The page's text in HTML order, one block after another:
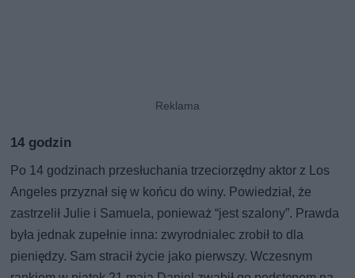
14 godzin
Po 14 godzinach przesłuchania trzeciorzędny aktor z Los
Angeles przyznał się w końcu do winy. Powiedział, że
zastrzelił Julie i Samuela, ponieważ “jest szalony”. Prawda
była jednak zupełnie inna: zwyrodnialec zrobił to dla
pieniędzy. Sam stracił życie jako pierwszy. Wczesnym